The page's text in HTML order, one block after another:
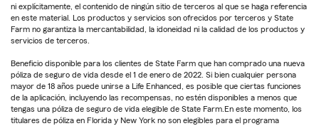
ni explícitamente, el contenido de ningún sitio de terceros al que se haga referencia
en este material. Los productos y servicios son ofrecidos por terceros y State
Farm no garantiza la mercantabilidad, la idoneidad ni la calidad de los productos y
servicios de terceros.
Beneficio disponible para los clientes de State Farm que han comprado una nueva
póliza de seguro de vida desde el 1 de enero de 2022. Si bien cualquier persona
mayor de 18 años puede unirse a Life Enhanced, es posible que ciertas funciones
de la aplicación, incluyendo las recompensas, no estén disponibles a menos que
tengas una póliza de seguro de vida elegible de State Farm.En este momento, los
titulares de póliza en Florida y New York no son elegibles para el programa